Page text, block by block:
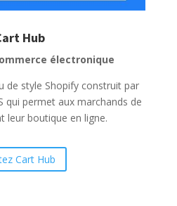
Hub
électronique
de style Shopify construit par
qui permet aux marchands de
leur boutique en ligne.
Cart Hub